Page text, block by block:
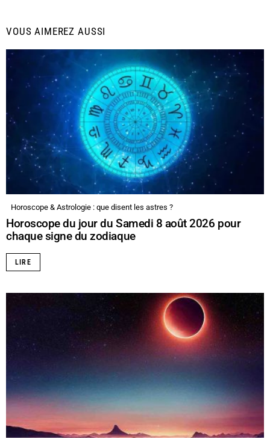
VOUS AIMEREZ AUSSI
Horoscope & Astrologie : que disent les astres ?
Horoscope du jour du Samedi 8 août 2026 pour
chaque signe du zodiaque
LIRE